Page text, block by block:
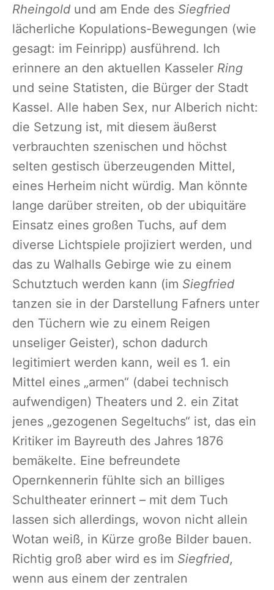
Rheingold und am Ende des Siegfried
lächerliche Kopulations-Bewegungen (wie
gesagt: im Feinripp) ausführend. Ich
erinnere an den aktuellen Kasseler Ring
und seine Statisten, die Bürger der Stadt
Kassel. Alle haben Sex, nur Alberich nicht:
die Setzung ist, mit diesem äußerst
verbrauchten szenischen und höchst
selten gestisch überzeugenden Mittel,
eines Herheim nicht würdig. Man könnte
lange darüber streiten, ob der ubiquitäre
Einsatz eines großen Tuchs, auf dem
diverse Lichtspiele projiziert werden, und
das zu Walhalls Gebirge wie zu einem
Schutztuch werden kann (im Siegfried
tanzen sie in der Darstellung Fafners unter
den Tüchern wie zu einem Reigen
unseliger Geister), schon dadurch
legitimiert werden kann, weil es 1. ein
Mittel eines „armen“ (dabei technisch
aufwendigen) Theaters und 2. ein Zitat
jenes „gezogenen Segeltuchs“ ist, das ein
Kritiker im Bayreuth des Jahres 1876
bemäkelte. Eine befreundete
Opernkennerin fühlte sich an billiges
Schultheater erinnert – mit dem Tuch
lassen sich allerdings, wovon nicht allein
Wotan weiß, in Kürze große Bilder bauen.
Richtig groß aber wird es im Siegfried,
wenn aus einem der zentralen